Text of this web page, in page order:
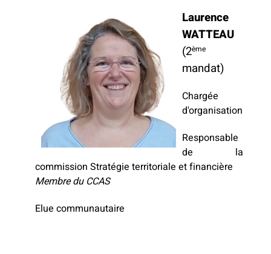
Laurence
WATTEAU
(2ème
mandat)
Chargée
d'organisation
Responsable
de la
commission Stratégie territoriale et financière
Membre du CCAS
Elue communautaire